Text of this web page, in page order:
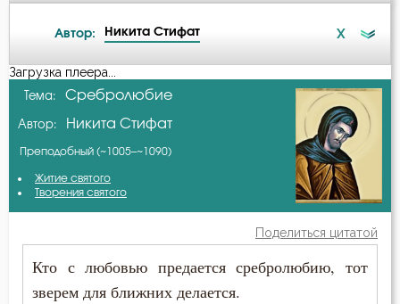
Ангел
Безмолвие
Бесстрастие
Бесы
Блуд
Автор: Никита Стифат X
А-я
Амвросий Оптинский (Гренков)
Григорий Нисский
Григорий Палама
Димитрий Ростовский
Загрузка плеера...
Тема: Сребролюбие
Автор: Никита Стифат
Преподобный (~1005–~1090)
Житие святого
Творения святого
Поделиться цитатой
Кто с любовью предается сребролюбию, тот
зверем для ближних делается.